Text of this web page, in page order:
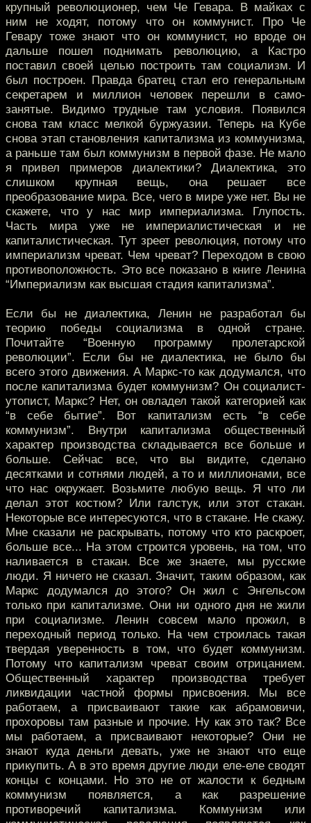
крупный революционер, чем Че Гевара. В майках с
ним не ходят, потому что он коммунист. Про Че
Гевару тоже знают что он коммунист, но вроде он
дальше пошел поднимать революцию, а Кастро
поставил своей целью построить там социализм. И
был построен. Правда братец стал его генеральным
секретарем и миллион человек перешли в само-
занятые. Видимо трудные там условия. Появился
снова там класс мелкой буржуазии. Теперь на Кубе
снова этап становления капитализма из коммунизма,
а раньше там был коммунизм в первой фазе. Не мало
я привел примеров диалектики? Диалектика, это
слишком крупная вещь, она решает все
преобразование мира. Все, чего в мире уже нет. Вы не
скажете, что у нас мир империализма. Глупость.
Часть мира уже не империалистическая и не
капиталистическая. Тут зреет революция, потому что
империализм чреват. Чем чреват? Переходом в свою
противоположность. Это все показано в книге Ленина
“Империализм как высшая стадия капитализма”.
Если бы не диалектика, Ленин не разработал бы
теорию победы социализма в одной стране.
Почитайте “Военную программу пролетарской
революции”. Если бы не диалектика, не было бы
всего этого движения. А Маркс-то как додумался, что
после капитализма будет коммунизм? Он социалист-
утопист, Маркс? Нет, он овладел такой категорией как
“в себе бытие”. Вот капитализм есть “в себе
коммунизм”. Внутри капитализма общественный
характер производства складывается все больше и
больше. Сейчас все, что вы видите, сделано
десятками и сотнями людей, а то и миллионами, все
что нас окружает. Возьмите любую вещь. Я что ли
делал этот костюм? Или галстук, или этот стакан.
Некоторые все интересуются, что в стакане. Не скажу.
Мне сказали не раскрывать, потому что кто раскроет,
больше все... На этом строится уровень, на том, что
наливается в стакан. Все же знаете, мы русские
люди. Я ничего не сказал. Значит, таким образом, как
Маркс додумался до этого? Он жил с Энгельсом
только при капитализме. Они ни одного дня не жили
при социализме. Ленин совсем мало прожил, в
переходный период только. На чем строилась такая
твердая уверенность в том, что будет коммунизм.
Потому что капитализм чреват своим отрицанием.
Общественный характер производства требует
ликвидации частной формы присвоения. Мы все
работаем, а присваивают такие как абрамовичи,
прохоровы там разные и прочие. Ну как это так? Все
мы работаем, а присваивают некоторые? Они не
знают куда деньги девать, уже не знают что еще
прикупить. А в это время другие люди еле-еле сводят
концы с концами. Но это не от жалости к бедным
коммунизм появляется, а как разрешение
противоречий капитализма. Коммунизм или